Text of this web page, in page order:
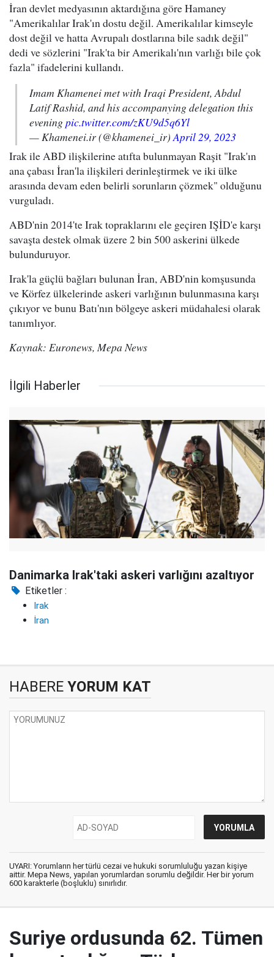
İran devlet medyasının aktardığına göre Hamaney
"Amerikalılar Irak'ın dostu değil. Amerikalılar kimseyle
dost değil ve hatta Avrupalı dostlarına bile sadık değil"
dedi ve sözlerini "Irak'ta bir Amerikalı'nın varlığı bile çok
fazla" ifadelerini kullandı.
Imam Khamenei met with Iraqi President, Abdul
Latif Rashid, and his accompanying delegation this
eveningpic.twitter.com/zKU9d5q6Yl
— Khamenei.ir (@khamenei_ir)April 29, 2023
Irak ile ABD ilişkilerine atıfta bulunmayan Raşit "Irak'ın
ana çabası İran'la ilişkileri derinleştirmek ve iki ülke
arasında devam eden belirli sorunların çözmek" olduğunu
vurguladı.
ABD'nin 2014'te Irak topraklarını ele geçiren IŞİD'e karşı
savaşta destek olmak üzere 2 bin 500 askerini ülkede
bulunduruyor.
Irak'la güçlü bağları bulunan İran, ABD'nin komşusunda
ve Körfez ülkelerinde askeri varlığının bulunmasına karşı
çıkıyor ve bunu Batı'nın bölgeye askeri müdahalesi olarak
tanımlıyor.
Kaynak: Euronews, Mepa News
İlgili Haberler
Danimarka Irak'taki askeri varlığını azaltıyor
Etiketler :
Irak
İran
HABERE YORUM KAT
UYARI: Yorumların her türlü cezai ve hukuki sorumluluğu yazan kişiye
aittir. Mepa News, yapılan yorumlardan sorumlu değildir. Her bir yorum
600 karakterle (boşluklu) sınırlıdır.
Suriye ordusunda 62. Tümen